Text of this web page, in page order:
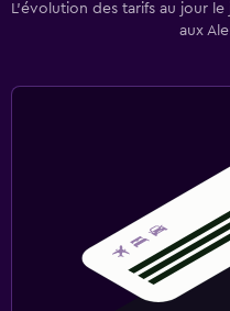
L’évolution des tarifs au jour
aux